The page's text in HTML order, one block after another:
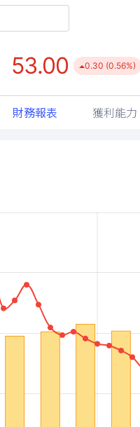
53.00 0.30 (0.56%)
財務報表 獲利能力